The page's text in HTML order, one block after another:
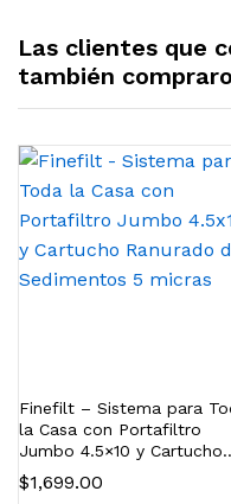
Las clientes que
también
Finefilt – Sistema para
la Casa con Portafiltro
Jumbo 4.5×10 y Cartucho
Ranurado de Sedimentos 5
micras
$1,699.00